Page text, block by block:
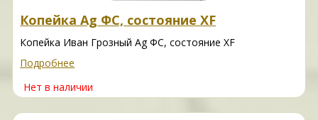
Копейка Ag ФС, состояние XF
Копейка Иван Грозный Ag ФС, состояние XF
Подробнее
Нет в наличии